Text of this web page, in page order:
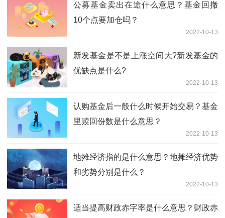
公募基金卖出在途什么意思？基金回撤
10个点要加仓吗？
2022-10-13
新发基金是不是上涨空间大?新发基金的
优缺点是什么?
2022-10-13
认购基金后一般什么时候开始交易？基金
里赎回份数是什么意思？
2022-10-13
地摊经济指的是什么意思？地摊经济优势
和劣势分别是什么？
2022-10-13
适当提高财政赤字率是什么意思？财政赤